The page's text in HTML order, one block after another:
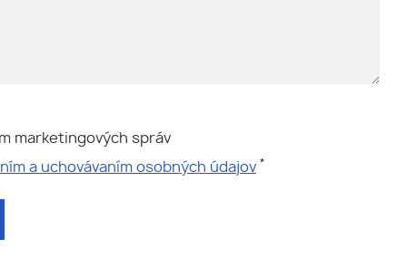
marketingových správ
a uchovávaním osobných údajov *